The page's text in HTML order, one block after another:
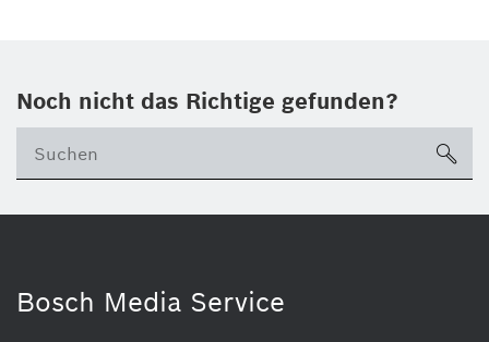
Noch nicht das Richtige gefunden?
Bosch Media Service